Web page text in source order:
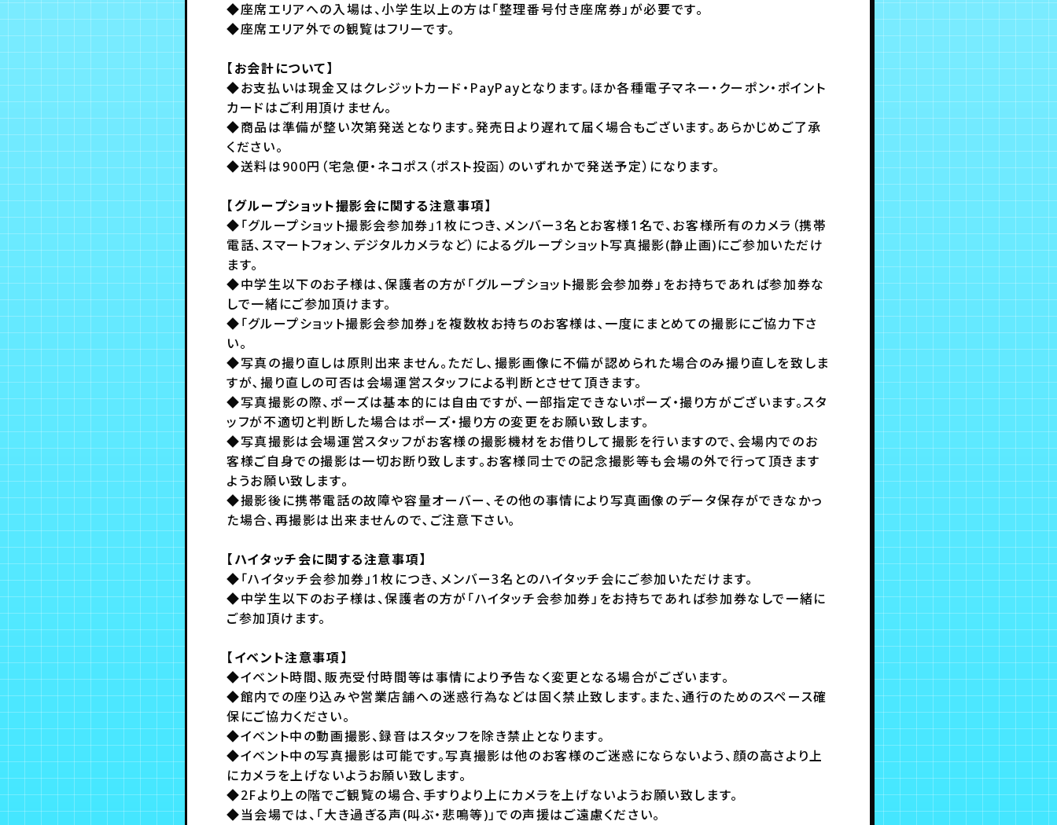
◆座席エリアへの入場は、小学生以上の方は「整理番号付き座席券」が必要です。
◆座席エリア外での観覧はフリーです。
【お会計について】
◆お支払いは現金又はクレジットカード・PayPayとなります。ほか各種電子マネー・クーポン・ポイント
カードはご利用頂けません。
◆商品は準備が整い次第発送となります。発売日より遅れて届く場合もございます。あらかじめご了承
ください。
◆送料は900円（宅急便・ネコポス（ポスト投函）のいずれかで発送予定）になります。
【グループショット撮影会に関する注意事項】
◆「グループショット撮影会参加券」1枚につき､メンバー3名とお客様1名で、お客様所有のカメラ（携帯
電話、スマートフォン、デジタルカメラなど）によるグループショット写真撮影(静止画)にご参加いただけ
ます。
◆中学生以下のお子様は、保護者の方が「グループショット撮影会参加券」をお持ちであれば参加券な
しで一緒にご参加頂けます。
◆「グループショット撮影会参加券」を複数枚お持ちのお客様は､一度にまとめての撮影にご協力下さ
い。
◆写真の撮り直しは原則出来ません。ただし､撮影画像に不備が認められた場合のみ撮り直しを致しま
すが､撮り直しの可否は会場運営スタッフによる判断とさせて頂きます｡
◆写真撮影の際、ポーズは基本的には自由ですが、一部指定できないポーズ・撮り方がございます。スタ
ッフが不適切と判断した場合はポーズ・撮り方の変更をお願い致します。
◆写真撮影は会場運営スタッフがお客様の撮影機材をお借りして撮影を行いますので、会場内でのお
客様ご自身での撮影は一切お断り致します。お客様同士での記念撮影等も会場の外で行って頂きます
ようお願い致します。
◆撮影後に携帯電話の故障や容量オーバー､その他の事情により写真画像のデータ保存ができなかっ
た場合､再撮影は出来ませんので､ご注意下さい｡
【ハイタッチ会に関する注意事項】
◆「ハイタッチ会参加券」1枚につき､メンバー3名とのハイタッチ会にご参加いただけます。
◆中学生以下のお子様は、保護者の方が「ハイタッチ会参加券」をお持ちであれば参加券なしで一緒に
ご参加頂けます。
【イベント注意事項】
◆イベント時間、販売受付時間等は事情により予告なく変更となる場合がございます。
◆館内での座り込みや営業店舗への迷惑行為などは固く禁止致します。また、通行のためのスペース確
保にご協力ください。
◆イベント中の動画撮影、録音はスタッフを除き禁止となります。
◆イベント中の写真撮影は可能です。写真撮影は他のお客様のご迷惑にならないよう、顔の高さより上
にカメラを上げないようお願い致します。
◆2Fより上の階でご観覧の場合、手すりより上にカメラを上げないようお願い致します。
◆当会場では、「大き過ぎる声(叫ぶ・悲鳴等)」での声援はご遠慮ください。